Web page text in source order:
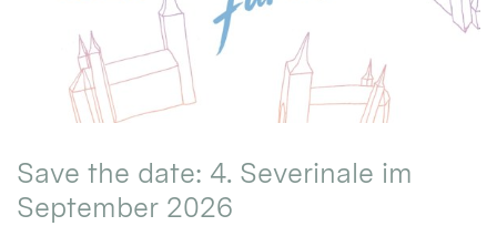
Save the date: 4. Severinale im
September 2026